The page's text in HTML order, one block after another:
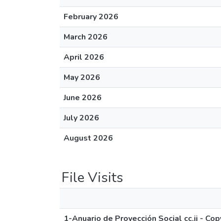
February 2026
March 2026
April 2026
May 2026
June 2026
July 2026
August 2026
File Visits
1-Anuario de Proyección Social cc.jj -